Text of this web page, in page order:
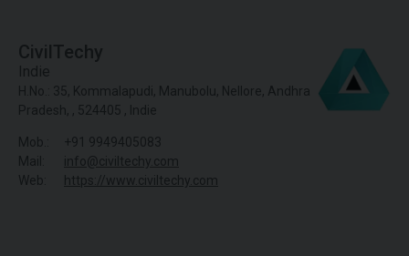
CivilTechy
Indie
H.No.: 35, Kommalapudi, Manubolu, Nellore, Andhra
Pradesh, , 524405 , Indie
Mob.:
+91 9949405083
Mail:
info@civiltechy.com
Web:
https://www.civiltechy.com